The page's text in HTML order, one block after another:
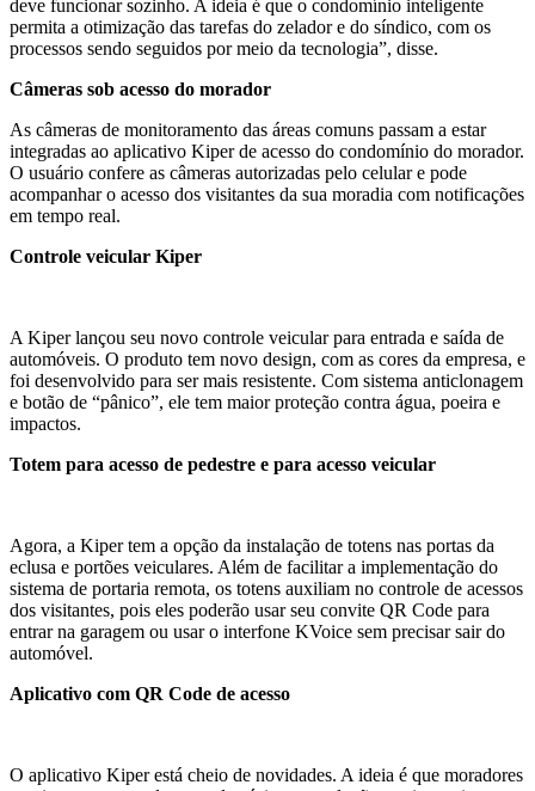
deve funcionar sozinho. A ideia é que o condomínio inteligente
permita a otimização das tarefas do zelador e do síndico, com os
processos sendo seguidos por meio da tecnologia”, disse.
Câmeras sob acesso do morador
As câmeras de monitoramento das áreas comuns passam a estar
integradas ao aplicativo Kiper de acesso do condomínio do morador.
O usuário confere as câmeras autorizadas pelo celular e pode
acompanhar o acesso dos visitantes da sua moradia com notificações
em tempo real.
Controle veicular Kiper
A Kiper lançou seu novo controle veicular para entrada e saída de
automóveis. O produto tem novo design, com as cores da empresa, e
foi desenvolvido para ser mais resistente. Com sistema anticlonagem
e botão de “pânico”, ele tem maior proteção contra água, poeira e
impactos.
Totem para acesso de pedestre e para acesso veicular
Agora, a Kiper tem a opção da instalação de totens nas portas da
eclusa e portões veiculares. Além de facilitar a implementação do
sistema de portaria remota, os totens auxiliam no controle de acessos
dos visitantes, pois eles poderão usar seu convite QR Code para
entrar na garagem ou usar o interfone KVoice sem precisar sair do
automóvel.
Aplicativo com QR Code de acesso
O aplicativo Kiper está cheio de novidades. A ideia é que moradores